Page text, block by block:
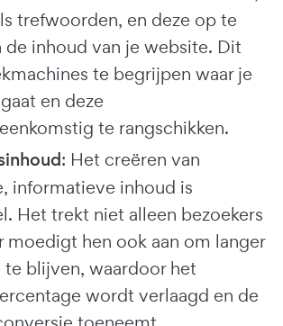
trefwoorden, en deze op te
de inhoud van je website. Dit
te begrijpen waar je
en deze
te rangschikken.
: Het creëren van
informatieve inhoud is
Het trekt niet alleen bezoekers
moedigt hen ook aan om langer
te blijven, waardoor het
wordt verlaagd en de